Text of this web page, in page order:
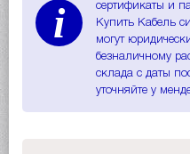
i
сертификаты и
Купить Кабель
могут
безналичному
склада с даты
уточняйте у